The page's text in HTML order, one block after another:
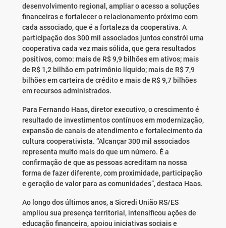
desenvolvimento regional, ampliar o acesso a soluções
financeiras e fortalecer o relacionamento próximo com
cada associado, que é a fortaleza da cooperativa. A
participação dos 300 mil associados juntos constrói uma
cooperativa cada vez mais sólida, que gera resultados
positivos, como: mais de R$ 9,9 bilhões em ativos; mais
de R$ 1,2 bilhão em patrimônio líquido; mais de R$ 7,9
bilhões em carteira de crédito e mais de R$ 9,7 bilhões
em recursos administrados.
Para Fernando Haas, diretor executivo, o crescimento é
resultado de investimentos contínuos em modernização,
expansão de canais de atendimento e fortalecimento da
cultura cooperativista. “Alcançar 300 mil associados
representa muito mais do que um número. É a
confirmação de que as pessoas acreditam na nossa
forma de fazer diferente, com proximidade, participação
e geração de valor para as comunidades”, destaca Haas.
Ao longo dos últimos anos, a Sicredi União RS/ES
ampliou sua presença territorial, intensificou ações de
educação financeira, apoiou iniciativas sociais e